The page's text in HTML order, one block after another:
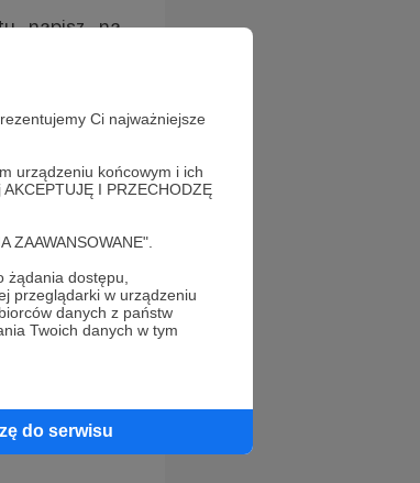
Ci najważniejsze
urządzeniu końcowym i ich
I PRZECHODZĘ
żądania dostępu,
przeglądarki w urządzeniu
danych z państw
Twoich danych w tym
do serwisu
napisz na
żadnej z
napisz do